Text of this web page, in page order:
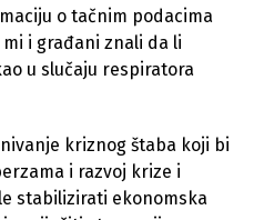
o tačnim podacima
i građani znali da li
u slučaju respiratora
kriznog štaba koji bi
i razvoj krize i
stabilizirati ekonomska